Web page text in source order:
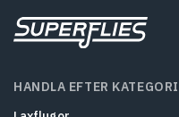
HANDLA EFTER KATEGORI